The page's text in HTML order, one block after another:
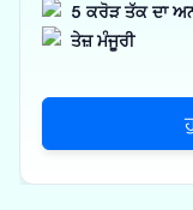
5 ਕਰੋੜ ਤੱਕ ਦਾ
ਤੇਜ਼ ਮੰਜੂਰੀ